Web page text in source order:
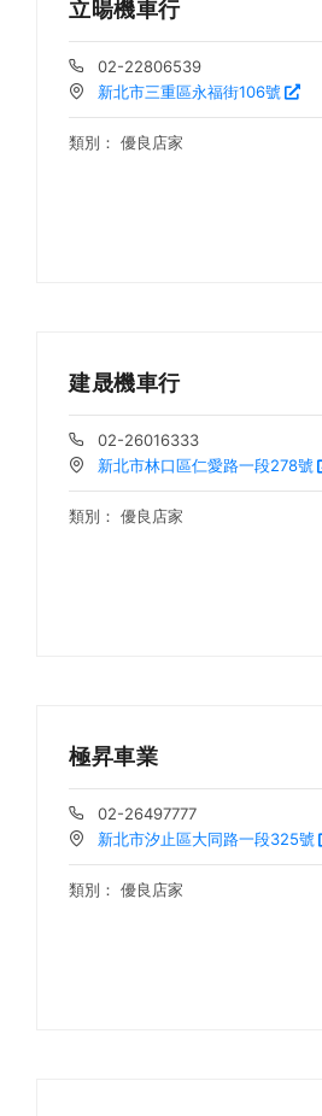
立暘機車行
02-22806539
新北市三重區永福街106號
類別： 優良店家
建晟機車行
02-26016333
新北市林口區仁愛路一段278號
類別： 優良店家
極昇車業
02-26497777
新北市汐止區大同路一段325號
類別： 優良店家